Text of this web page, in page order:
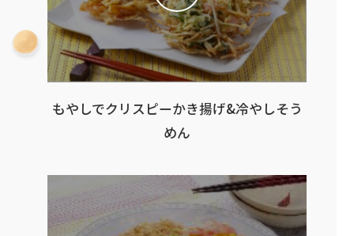
もやしでクリスピーかき揚げ&冷やしそう
めん